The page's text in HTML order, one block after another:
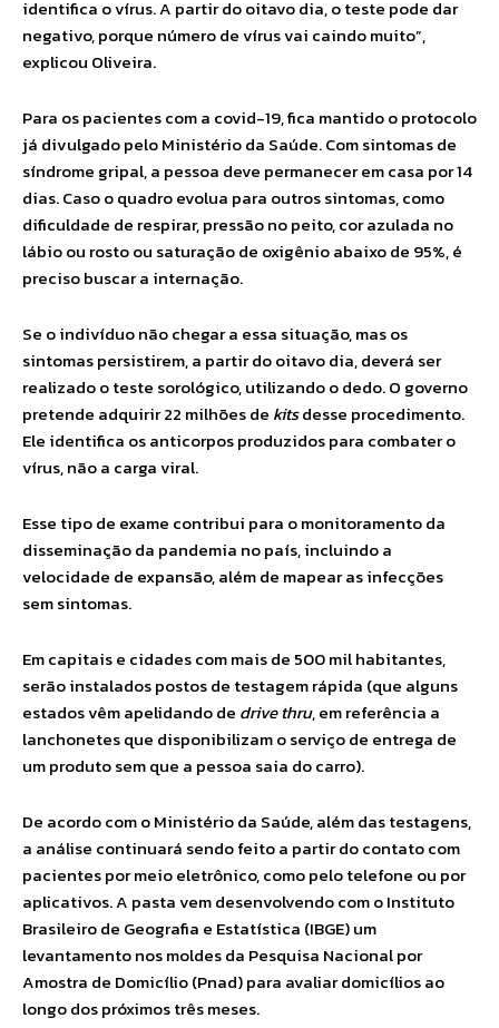
identifica o vírus. A partir do oitavo dia, o teste pode dar
negativo, porque número de vírus vai caindo muito”,
explicou Oliveira.
Para os pacientes com a covid-19, fica mantido o protocolo
já divulgado pelo Ministério da Saúde. Com sintomas de
síndrome gripal, a pessoa deve permanecer em casa por 14
dias. Caso o quadro evolua para outros sintomas, como
dificuldade de respirar, pressão no peito, cor azulada no
lábio ou rosto ou saturação de oxigênio abaixo de 95%, é
preciso buscar a internação.
Se o indivíduo não chegar a essa situação, mas os
sintomas persistirem, a partir do oitavo dia, deverá ser
realizado o teste sorológico, utilizando o dedo. O governo
pretende adquirir 22 milhões de kitsdesse procedimento.
Ele identifica os anticorpos produzidos para combater o
vírus, não a carga viral.
Esse tipo de exame contribui para o monitoramento da
disseminação da pandemia no país, incluindo a
velocidade de expansão, além de mapear as infecções
sem sintomas.
Em capitais e cidades com mais de 500 mil habitantes,
serão instalados postos de testagem rápida (que alguns
estados vêm apelidando de drive thru, em referência a
lanchonetes que disponibilizam o serviço de entrega de
um produto sem que a pessoa saia do carro).
De acordo com o Ministério da Saúde, além das testagens,
a análise continuará sendo feito a partir do contato com
pacientes por meio eletrônico, como pelo telefone ou por
aplicativos. A pasta vem desenvolvendo com o Instituto
Brasileiro de Geografia e Estatística (IBGE) um
levantamento nos moldes da Pesquisa Nacional por
Amostra de Domicílio (Pnad) para avaliar domicílios ao
longo dos próximos três meses.